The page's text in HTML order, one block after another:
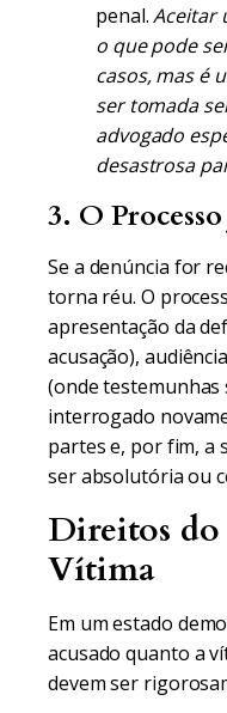
penal.Aceitar
o que pode
casos, mas é
ser tomada
advogado
desastrosa
3. O
Se a denúncia for
torna réu. O
apresentação da
acusação),
(onde testemunhas
interrogado
partes e, por fim, a
ser absolutória ou
Direitos do
Vítima
Em um estado
acusado quanto a
devem ser